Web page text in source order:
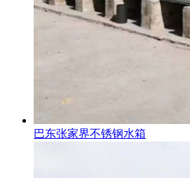
巴东张家界不锈钢水箱